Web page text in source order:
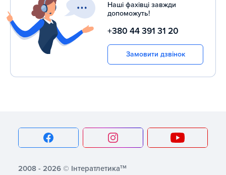
Наші фахівці завжди
допоможуть!
+380 44 391 31 20
Замовити дзвінок
2008 - 2026 © Інтератлетикатм